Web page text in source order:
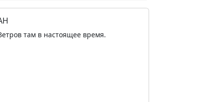
там в настоящее время.